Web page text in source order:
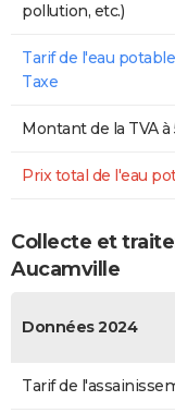
pollution, etc.)
Tarif de l'eau
Taxe
Montant de la TVA à
Prix total de l'eau
Collecte et
Aucamville
Données 2024
Tarif de